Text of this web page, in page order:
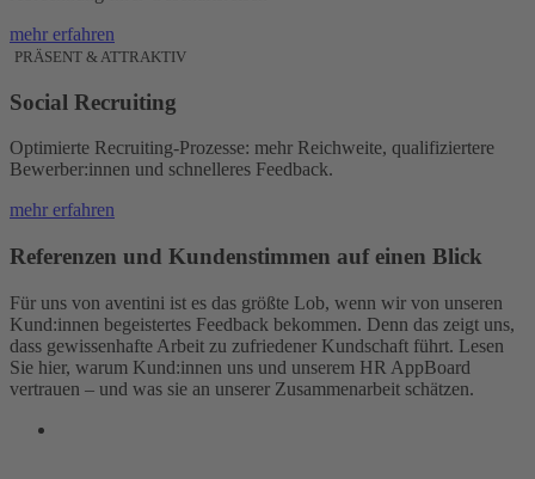
mehr erfahren
PRÄSENT & ATTRAKTIV
Social Recruiting
Optimierte Recruiting-Prozesse: mehr Reichweite, qualifiziertere
Bewerber:innen und schnelleres Feedback.
mehr erfahren
Referenzen und Kundenstimmen auf einen Blick
Für uns von aventini ist es das größte Lob, wenn wir von unseren
Kund:innen begeistertes Feedback bekommen. Denn das zeigt uns,
dass gewissenhafte Arbeit zu zufriedener Kundschaft führt. Lesen
Sie hier, warum Kund:innen uns und unserem HR AppBoard
vertrauen – und was sie an unserer Zusammenarbeit schätzen.